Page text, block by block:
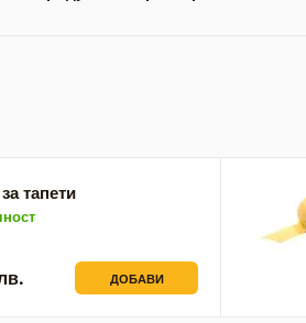
тапети
ДОБАВИ